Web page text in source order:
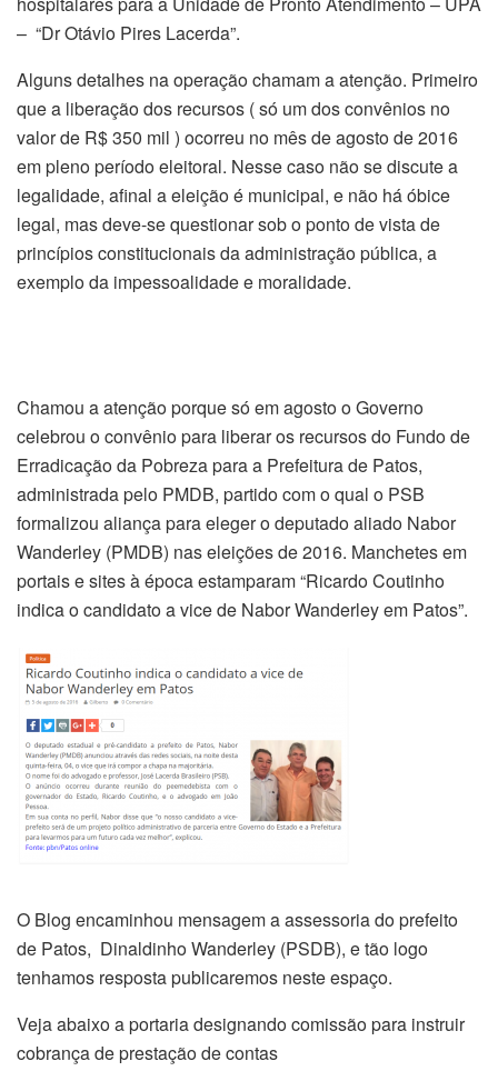
– “Dr Otávio Pires Lacerda”.
Alguns detalhes na operação chamam a atenção. Primeiro
que a liberação dos recursos ( só um dos convênios no
valor de R$ 350 mil ) ocorreu no mês de agosto de 2016
em pleno período eleitoral. Nesse caso não se discute a
legalidade, afinal a eleição é municipal, e não há óbice
legal, mas deve-se questionar sob o ponto de vista de
princípios constitucionais da administração pública, a
exemplo da impessoalidade e moralidade.
Chamou a atenção porque só em agosto o Governo
celebrou o convênio para liberar os recursos do Fundo de
Erradicação da Pobreza para a Prefeitura de Patos,
administrada pelo PMDB, partido com o qual o PSB
formalizou aliança para eleger o deputado aliado Nabor
Wanderley (PMDB) nas eleições de 2016. Manchetes em
portais e sites à época estamparam “Ricardo Coutinho
indica o candidato a vice de Nabor Wanderley em Patos”.
O Blog encaminhou mensagem a assessoria do prefeito
de Patos, Dinaldinho Wanderley (PSDB), e tão logo
tenhamos resposta publicaremos neste espaço.
Veja abaixo a portaria designando comissão para instruir
cobrança de prestação de contas